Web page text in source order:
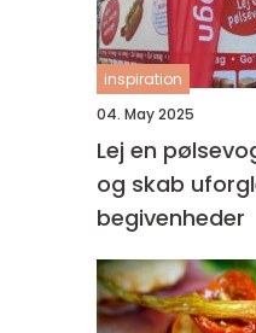
inspiration
04. May 2025
Lej en
og skab
begivenheder